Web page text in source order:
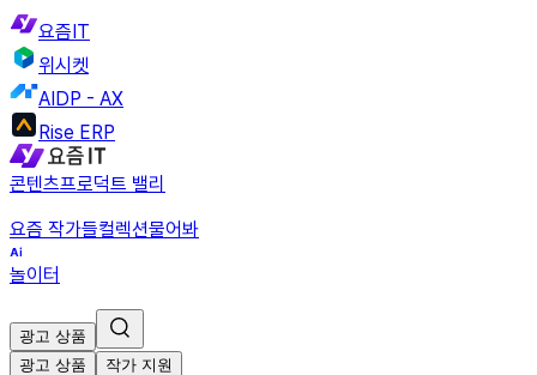
요즘IT
위시켓
AIDP - AX
Rise ERP
콘텐츠프로덕트 밸리
요즘 작가들컬렉션물어봐
놀이터
광고 상품
광고 상품
작가 지원